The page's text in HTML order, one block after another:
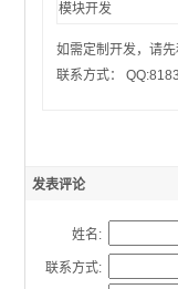
模块开发
如需定制开发，请
联系方式：
发表评论
姓名:
联系方式: